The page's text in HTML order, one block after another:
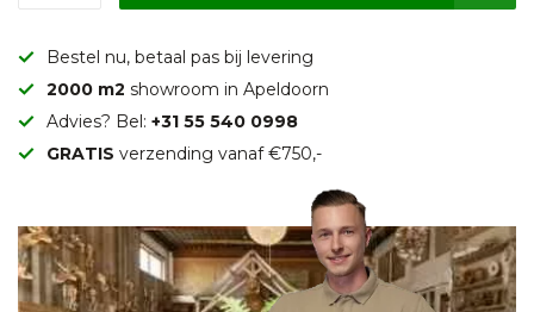
Bestel nu, betaal pas bij levering
2000 m2 showroom in Apeldoorn
Advies? Bel: +31 55 540 0998
GRATIS verzending vanaf €750,-